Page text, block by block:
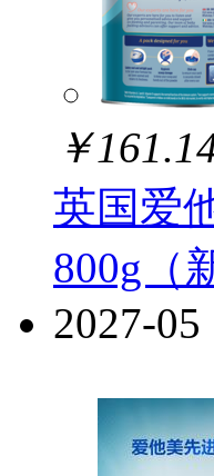
￥
英国爱
800g（
2027-05